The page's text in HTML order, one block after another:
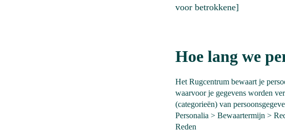
voor betrokkene]
Hoe lang we
Het Rugcentrum bewaart je
waarvoor je gegevens worden
(categorieën) van
Personalia > Bewaartermijn >
Reden